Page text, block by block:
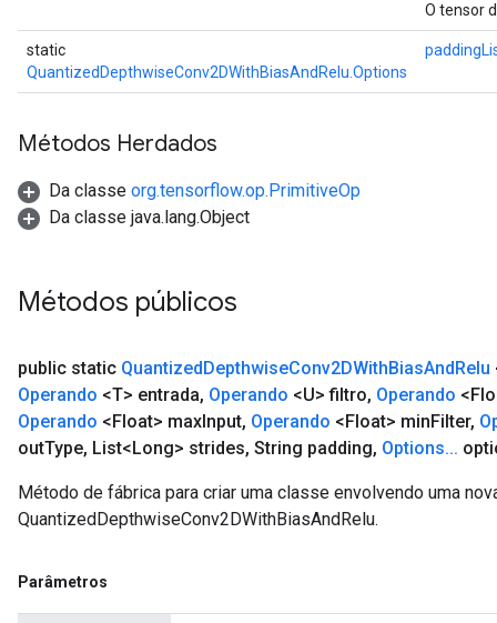
O tensor
static
QuantizedDepthwiseConv2DWithBiasAndRelu.Options
Métodos Herdados
Da classe org.tensorflow.op.PrimitiveOp
Da classe java.lang.Object
Métodos públicos
public static QuantizedDepthwiseConv2DWithBiasAndRelu
Operando <T> entrada, Operando <U> filtro, Operando
Operando <Float> maxInput, Operando <Float> minFilter,
outType, List<Long> strides, String padding, Options...
Método de fábrica para criar uma classe envolvendo uma
QuantizedDepthwiseConv2DWithBiasAndRelu.
Parâmetros